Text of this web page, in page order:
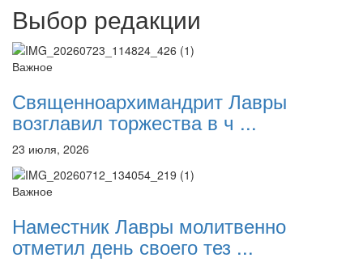
Выбор редакции
Важное
Священноархимандрит Лавры
возглавил торжества в ч ...
23 июля, 2026
Важное
Наместник Лавры молитвенно
отметил день своего тез ...